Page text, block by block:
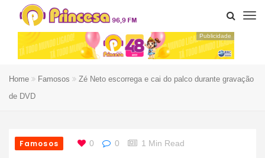
Publicidade
Home Famosos
Zé Neto escorrega e cai do palco durante gravação
de DVD
Famosos 0 0 1 Min Read